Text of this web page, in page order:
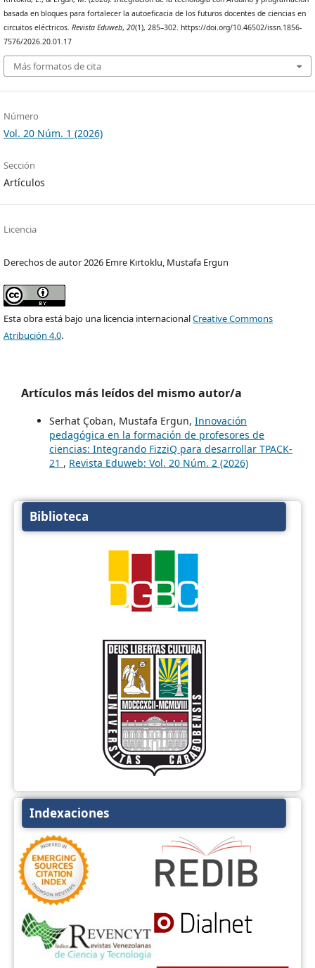
basada en bloques para fortalecer la autoeficacia de los futuros docentes de ciencias en
circuitos eléctricos.Revista Eduweb,20(1), 285–302. https://doi.org/10.46502/issn.1856-
7576/2026.20.01.17
Más formatos de cita
Número
Vol. 20 Núm. 1 (2026)
Sección
Artículos
Licencia
Derechos de autor 2026 Emre Kırtoklu, Mustafa Ergun
Esta obra está bajo una licencia internacionalCreative Commons
Atribución 4.0.
Artículos más leídos del mismo autor/a
Serhat Çoban, Mustafa Ergun, Innovación
pedagógica en la formación de profesores de
ciencias: Integrando FizziQ para desarrollar TPACK-
21 , Revista Eduweb: Vol. 20 Núm. 2 (2026)
Biblioteca
Indexaciones